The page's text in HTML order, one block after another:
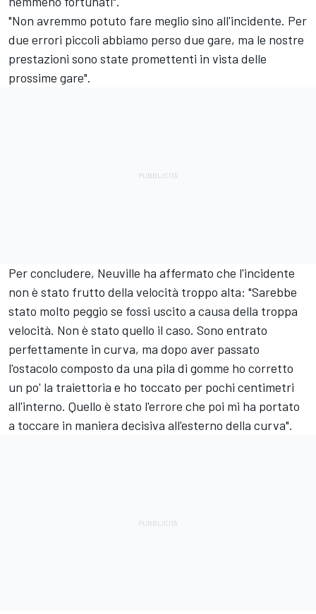
"Non avremmo potuto fare meglio sino all'incidente. Per
due errori piccoli abbiamo perso due gare, ma le nostre
prestazioni sono state promettenti in vista delle
prossime gare".
Per concludere, Neuville ha affermato che l'incidente
non è stato frutto della velocità troppo alta: "Sarebbe
stato molto peggio se fossi uscito a causa della troppa
velocità. Non è stato quello il caso. Sono entrato
perfettamente in curva, ma dopo aver passato
l'ostacolo composto da una pila di gomme ho corretto
un po' la traiettoria e ho toccato per pochi centimetri
all'interno. Quello è stato l'errore che poi mi ha portato
a toccare in maniera decisiva all'esterno della curva".